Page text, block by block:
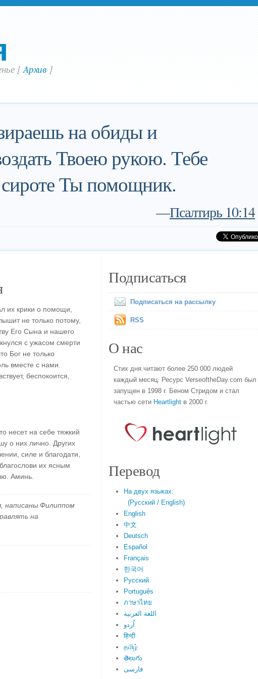
[Aрхив ]
на обиды и
Твоею рукою. Тебе
сироте Ты помощник.
—Псалтирь 10:14
их крики о помощи,
не только потому,
Его Сына и нашего
с ужасом смерти
Бог не только
вместе с нами.
беспокоится,
несет на себе тяжкий
о них лично. Других
силе и благодати,
их ясным
Аминь.
написаны Филиппом
на
Подписаться
Подписаться на рассылку
RSS
О нас
Стих дня читают более 250 000 людей
каждый месяц. Ресурс VerseoftheDay.com был
запущен в 1998 г. Беном Стридом и стал
частью сети Heartlight в 2000 г.
Перевод
На двух языках:
(Русский / English)
English
中文
Deutsch
Español
Français
한국어
Русский
Português
ภาษาไทย
اللغة العربية
اُردو
हिन्दी
தமிழ்
తెలుగు
فارسی